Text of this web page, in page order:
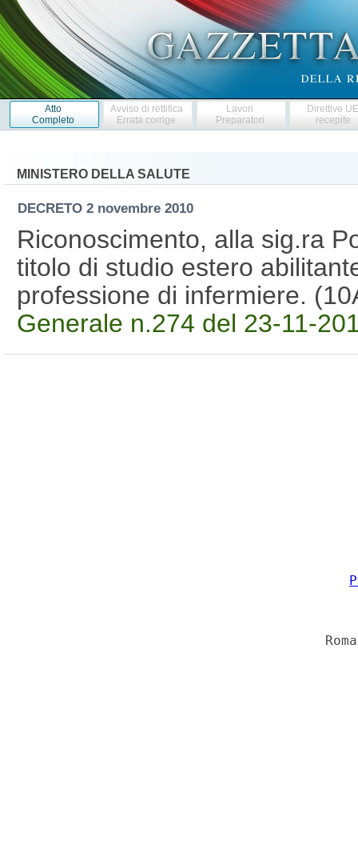
Atto
Completo
Avviso di rettifica
Errata corrige
Lavori
Preparatori
Direttive
recepite
MINISTERO DELLA SALUTE
DECRETO 2 novembre 2010
Riconoscimento, alla sig.ra
titolo di studio estero
professione di infermiere.
Generale n.274 del 23-11-